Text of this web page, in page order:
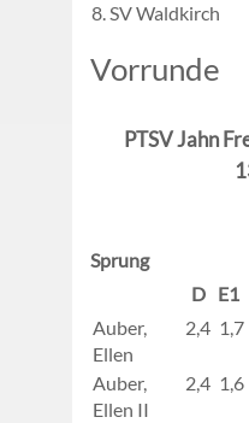
8.SV Waldkirch
Vorrunde
PTSV Jahn
Sprung
D E1
Auber,
Ellen
2,4 1,7
Auber,
Ellen II
2,4 1,6